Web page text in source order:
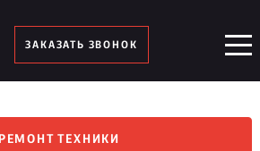
ЗАКАЗАТЬ ЗВОНОК
РЕМОНТ ТЕХНИКИ